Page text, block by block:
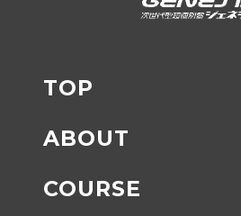
TOP
ABOUT
COURSE